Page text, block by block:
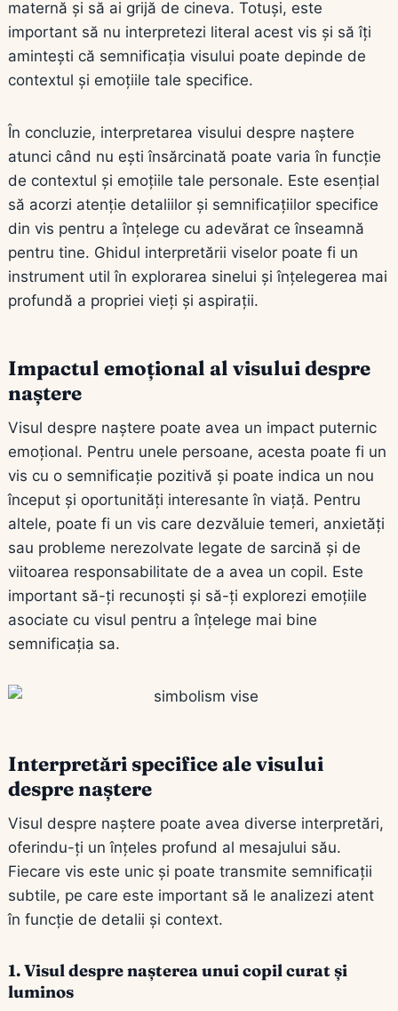
maternă și să ai grijă de cineva. Totuși, este
important să nu interpretezi literal acest vis și să îți
amintești că semnificația visului poate depinde de
contextul și emoțiile tale specifice.
În concluzie, interpretarea visului despre naștere
atunci când nu ești însărcinată poate varia în funcție
de contextul și emoțiile tale personale. Este esențial
să acorzi atenție detaliilor și semnificațiilor specifice
din vis pentru a înțelege cu adevărat ce înseamnă
pentru tine. Ghidul interpretării viselor poate fi un
instrument util în explorarea sinelui și înțelegerea mai
profundă a propriei vieți și aspirații.
Impactul emoțional al visului despre
naștere
Visul despre naștere poate avea un impact puternic
emoțional. Pentru unele persoane, acesta poate fi un
vis cu o semnificație pozitivă și poate indica un nou
început și oportunități interesante în viață. Pentru
altele, poate fi un vis care dezvăluie temeri, anxietăți
sau probleme nerezolvate legate de sarcină și de
viitoarea responsabilitate de a avea un copil. Este
important să-ți recunoști și să-ți explorezi emoțiile
asociate cu visul pentru a înțelege mai bine
semnificația sa.
Interpretări specifice ale visului
despre naștere
Visul despre naștere poate avea diverse interpretări,
oferindu-ți un înțeles profund al mesajului său.
Fiecare vis este unic și poate transmite semnificații
subtile, pe care este important să le analizezi atent
în funcție de detalii și context.
1. Visul despre nașterea unui copil curat și
luminos